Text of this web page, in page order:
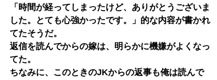
「時間が経ってしまったけど、ありがとうございま
した。とても心強かったです。」的な内容が書かれ
てたそうだ。
返信を読んでからの嫁は、明らかに機嫌がよくなっ
てた。
ちなみに、このときのJKからの返事も俺は読んで